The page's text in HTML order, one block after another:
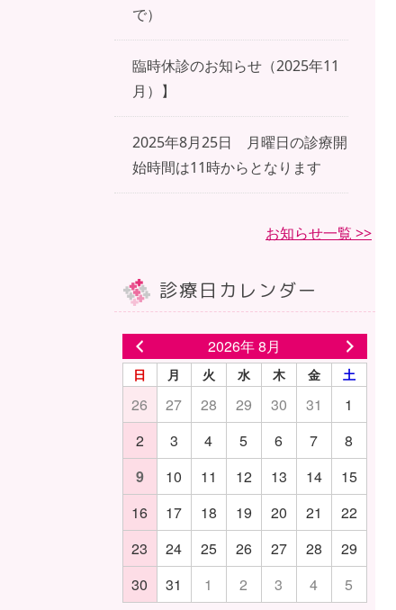
で）
臨時休診のお知らせ（2025年11
月）】
2025年8月25日 月曜日の診療開
始時間は11時からとなります
お知らせ一覧 >>
診療日カレンダー
2026年 8月
日 月 火 水 木 金 土
26 27 28 29 30 31
1
2
3 4 5 6 7
8
9
10 11 12 13 14
15
16
17 18 19 20 21
22
23
24 25 26 27 28
29
30
31 1 2 3 4 5